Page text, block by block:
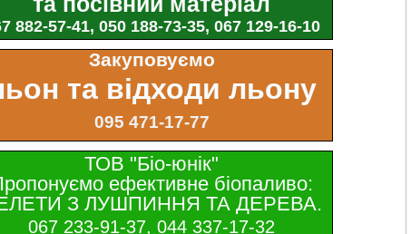
882-57-41, 050 188-73-35, 067 129-16-10
Закуповуємо
та відходи льону
095 471-17-77
ТОВ "Біо-юнік"
ефективне біопаливо:
З ЛУШПИННЯ ТА ДЕРЕВА.
067 233-91-37, 044 337-17-32